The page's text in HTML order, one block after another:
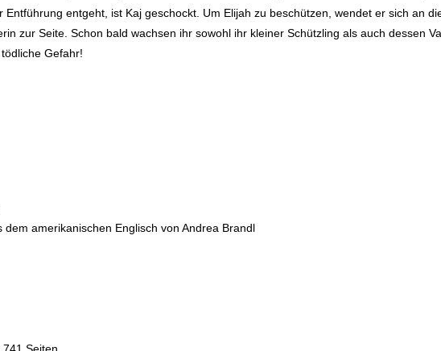
entgeht, ist Kaj geschockt. Um Elijah zu beschützen, wendet er sich an
zur Seite. Schon bald wachsen ihr sowohl ihr kleiner Schützling als auch dessen
Gefahr!
dem amerikanischen Englisch von Andrea Brandl
Interessenskreis
741 Seiten